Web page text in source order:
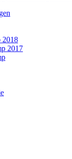
2018
2017